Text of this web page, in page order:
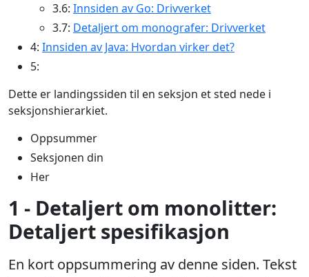
3.6: Innsiden av Go: Drivverket
3.7: Detaljert om monografer: Drivverket
4: Innsiden av Java: Hvordan virker det?
5:
Dette er landingssiden til en seksjon et sted nede i
seksjonshierarkiet.
Oppsummer
Seksjonen din
Her
1 - Detaljert om monolitter:
Detaljert spesifikasjon
En kort oppsummering av denne siden. Tekst